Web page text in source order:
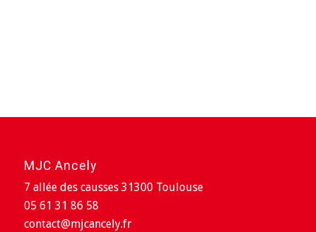
MJC Ancely
7 allée des causses 31300 Toulouse
05 61 31 86 58
contact@mjcancely.fr